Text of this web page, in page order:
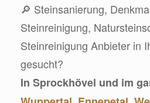
🔎 Steinsanierung,
Steinreinigung,
Steinreinigung Anbieter in
gesucht?
In Sprockhövel und im